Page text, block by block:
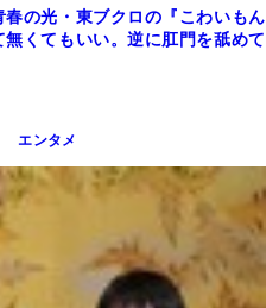
春の光・東ブクロの『こわいもん
くてもいい。逆に肛門を舐めて
エンタメ